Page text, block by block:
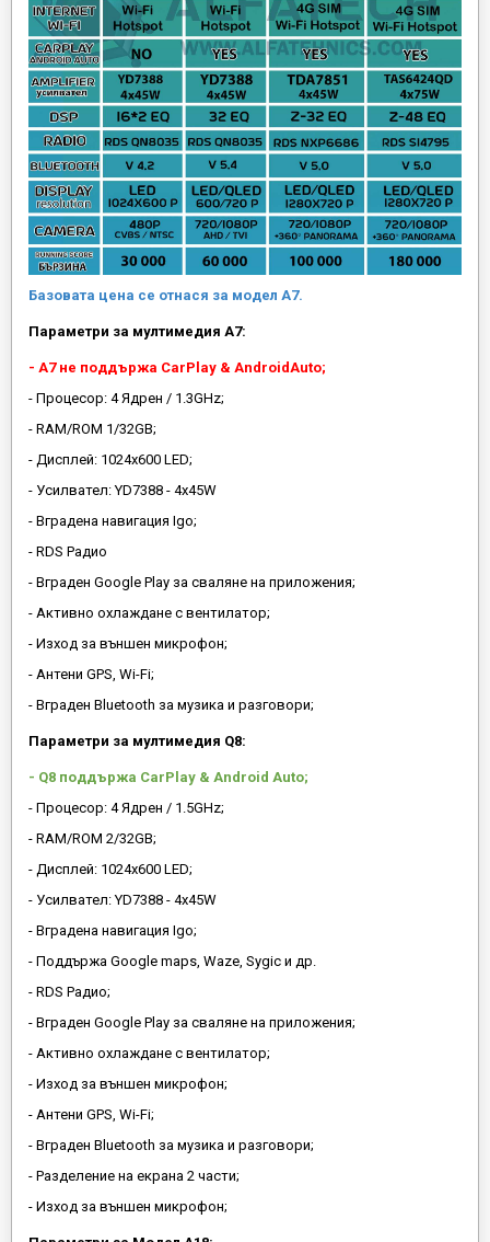
Базовата цена се отнася за модел А7.
Параметри за мултимедия A7:
- A7 не поддържа CarPlay & AndroidAuto;
- Процесор: 4 Ядрен / 1.3GHz;
- RAM/ROM 1/32GB;
- Дисплей: 1024х600 LED;
- Усилвател: YD7388 - 4x45W
- Вградена навигация Igo;
- RDS Радио
- Вграден Google Play за сваляне на приложения;
- Активно охлаждане с вентилатор;
- Изход за външен микрофон;
- Антени GPS, Wi-Fi;
- Вграден Bluetooth за музика и разговори;
Параметри за мултимедия Q8:
- Q8 поддържа CarPlay & Android Auto;
- Процесор: 4 Ядрен / 1.5GHz;
- RAM/ROM 2/32GB;
- Дисплей: 1024х600 LED;
- Усилвател: YD7388 - 4x45W
- Вградена навигация Igo;
- Поддържа Google maps, Waze, Sygic и др.
- RDS Радио;
- Вграден Google Play за сваляне на приложения;
- Активно охлаждане с вентилатор;
- Изход за външен микрофон;
- Антени GPS, Wi-Fi;
- Вграден Bluetooth за музика и разговори;
- Разделение на екрана 2 части;
- Изход за външен микрофон;